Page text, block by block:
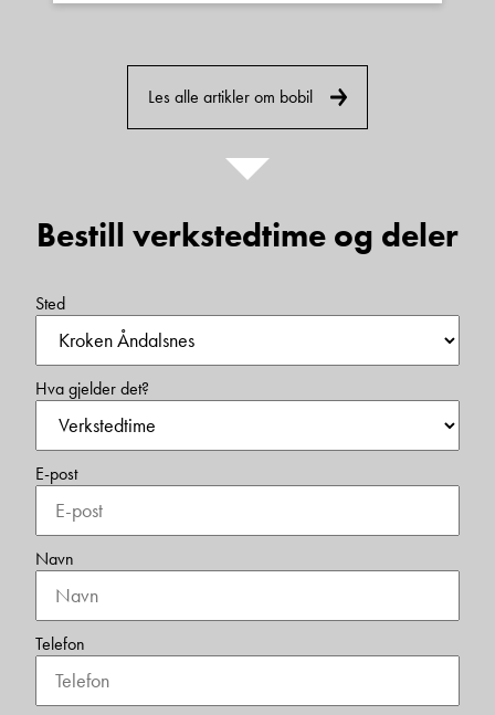
Les alle artikler om bobil
Bestill verkstedtime og deler
Sted
Hva gjelder det?
E-post
Navn
Telefon